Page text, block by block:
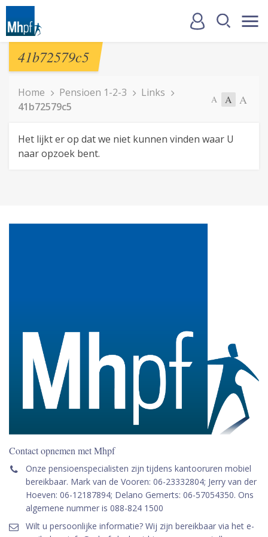
41b72579c5
Home Pensioen 1-2-3
Links
41b72579c5
A A A
Het lijkt er op dat we niet kunnen vinden waar U
naar opzoek bent.
Contact opnemen met Mhpf
Onze pensioenspecialisten zijn tijdens kantooruren mobiel
bereikbaar. Mark van de Vooren: 06-23332804; Jerry van der
Hoeven: 06-12187894; Delano Gemerts: 06-57054350. Ons
algemene nummer is 088-824 1500
Wilt u persoonlijke informatie? Wij zijn bereikbaar via het e-